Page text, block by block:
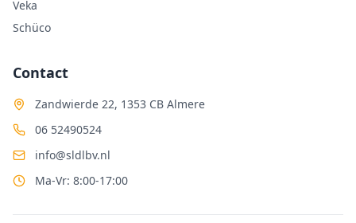
Veka
Schüco
Contact
Zandwierde 22, 1353 CB Almere
06 52490524
info@sldlbv.nl
Ma-Vr: 8:00-17:00